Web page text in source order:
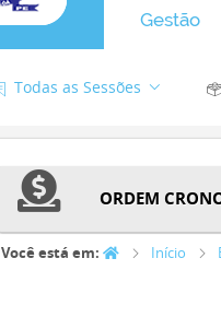
Gestão
Todas as Sessões
ORDEM
Você está em: Início